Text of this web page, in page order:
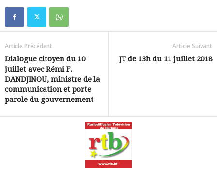
Article Précédent
Dialogue citoyen du 10
juillet avec Rémi F.
DANDJINOU, ministre de la
communication et porte
parole du gouvernement
Article Suivant
JT de 13h du 11 juillet 2018